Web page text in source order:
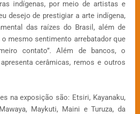
indígenas, por meio de artistas e
desejo de prestigiar a arte indígena,
das raízes do Brasil, além de
mesmo sentimento arrebatador que
contato”. Além de bancos, o
cerâmicas, remos e outros
na exposição são: Etsiri, Kayanaku,
Maykuti, Maini e Turuza, da